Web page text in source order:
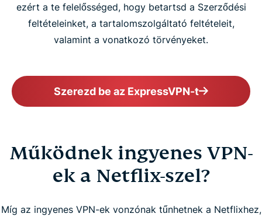
ezért a te felelősséged, hogy betartsd a Szerződési
feltételeinket, a tartalomszolgáltató feltételeit,
valamint a vonatkozó törvényeket.
Szerezd be az ExpressVPN-t
Működnek ingyenes VPN-
ek a Netflix-szel?
Míg az ingyenes VPN-ek vonzónak tűnhetnek a Netflixhez,